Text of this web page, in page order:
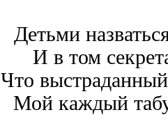
Детьми
И в том
Что
Мой каждый